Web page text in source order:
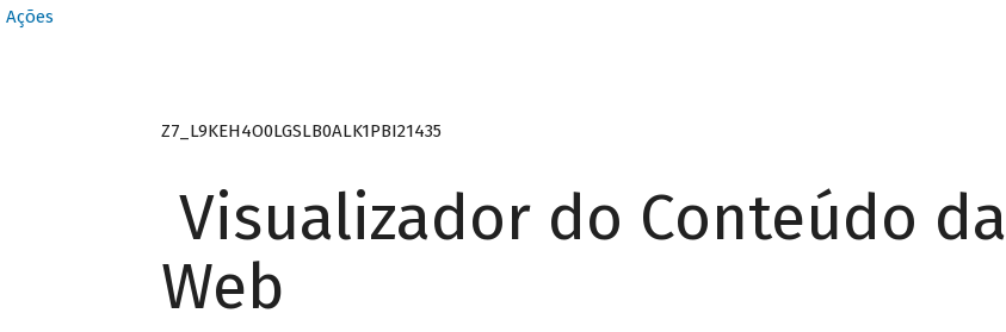
Ações
Z7_L9KEH4O0LGSLB0ALK1PBI21435
Visualizador do Conteúdo da
Web